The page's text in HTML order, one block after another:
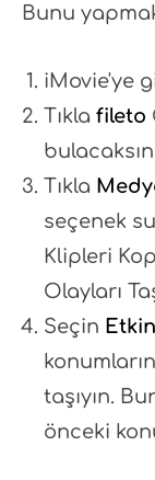
Bunu
iMovie'ye
Tıkla fileto
Tıkla
seçenek
Klipleri
Olayları
Seçin
taşıyın.
önceki